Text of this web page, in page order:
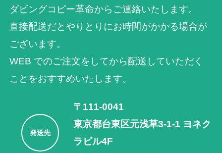
ダビングコピー革命からご連絡いたします。
直接配送だとやりとりにお時間がかかる場合が
ございます。
WEB でのご注⽂をしてから配送していただく
ことをおすすめいたします。
発送先
〒111-0041
東京都台東区元浅草3-1-1 ヨネク
ラビル4F